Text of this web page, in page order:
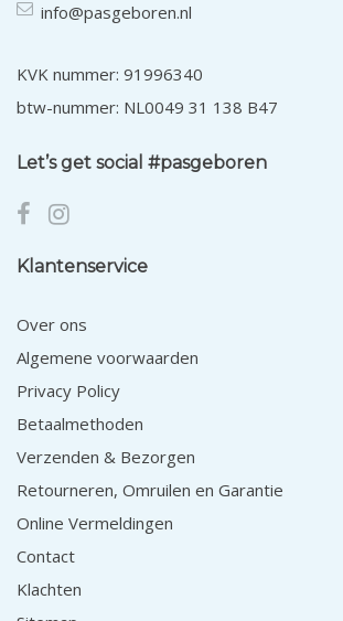
info@pasgeboren.nl
KVK nummer: 91996340
btw-nummer: NL0049 31 138 B47
Let’s get social #pasgeboren
Klantenservice
Over ons
Algemene voorwaarden
Privacy Policy
Betaalmethoden
Verzenden & Bezorgen
Retourneren, Omruilen en Garantie
Online Vermeldingen
Contact
Klachten